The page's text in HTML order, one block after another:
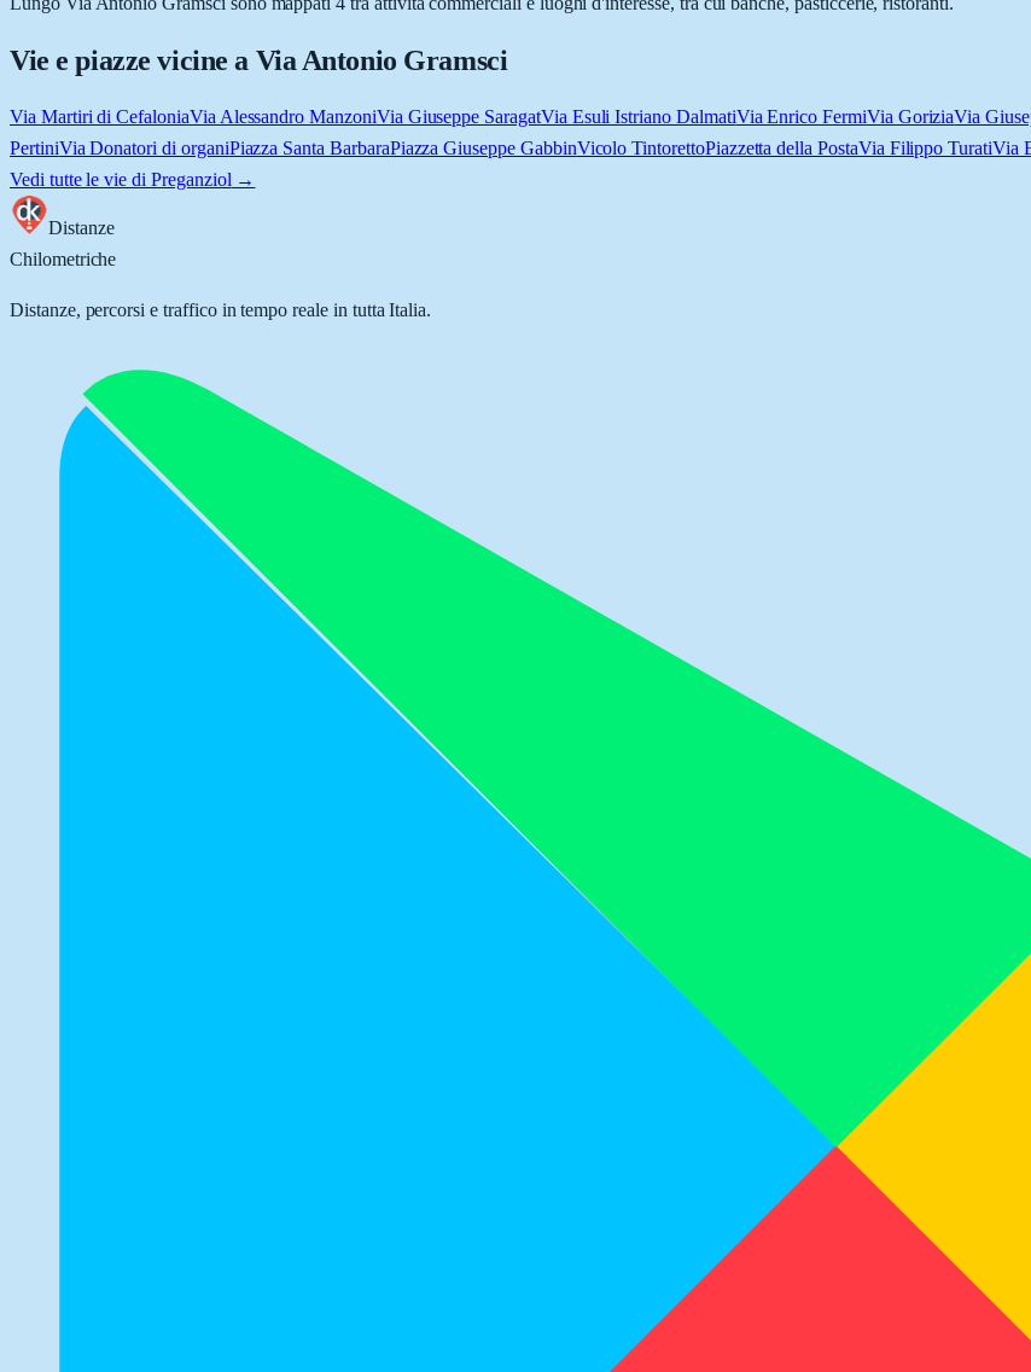
Vie e piazze vicine a Via Antonio Gramsci
Via Martiri di CefaloniaVia Alessandro ManzoniVia Giuseppe SaragatVia Esuli Istriano DalmatiVia Enrico FermiVia GoriziaVia
PertiniVia Donatori di organiPiazza Santa BarbaraPiazza Giuseppe GabbinVicolo TintorettoPiazzetta della PostaVia Filippo TuratiVia
Vedi tutte le vie di Preganziol →
Distanze
Chilometriche
Distanze, percorsi e traffico in tempo reale in tutta Italia.